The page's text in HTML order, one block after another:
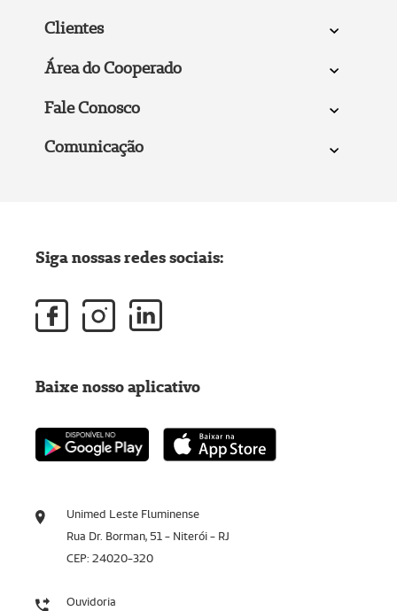
Clientes
Área do Cooperado
Fale Conosco
Comunicação
Unimed Leste Fluminense
Rua Dr. Borman, 51 - Niterói - RJ
CEP: 24020-320
Ouvidoria
Siga nossas redes sociais:
Baixe nosso aplicativo